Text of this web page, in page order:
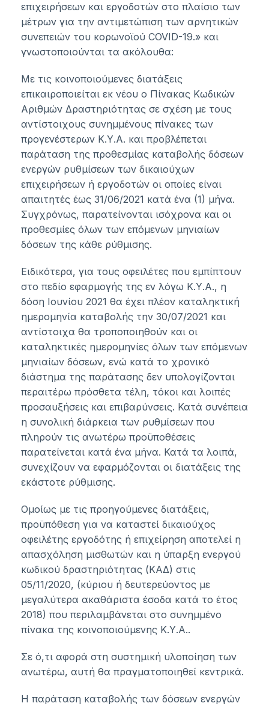
επιχειρήσεων και εργοδοτών στο πλαίσιο των
μέτρων για την αντιμετώπιση των αρνητικών
συνεπειών του κορωνοϊού COVID-19.» και
γνωστοποιούνται τα ακόλουθα:
Με τις κοινοποιούμενες διατάξεις
επικαιροποιείται εκ νέου ο Πίνακας Κωδικών
Αριθμών Δραστηριότητας σε σχέση με τους
αντίστοιχους συνημμένους πίνακες των
προγενέστερων Κ.Υ.Α. και προβλέπεται
παράταση της προθεσμίας καταβολής δόσεων
ενεργών ρυθμίσεων των δικαιούχων
επιχειρήσεων ή εργοδοτών οι οποίες είναι
απαιτητές έως 31/06/2021 κατά ένα (1) μήνα.
Συγχρόνως, παρατείνονται ισόχρονα και οι
προθεσμίες όλων των επόμενων μηνιαίων
δόσεων της κάθε ρύθμισης.
Ειδικότερα, για τους οφειλέτες που εμπίπτουν
στο πεδίο εφαρμογής της εν λόγω Κ.Υ.Α., η
δόση Ιουνίου 2021 θα έχει πλέον καταληκτική
ημερομηνία καταβολής την 30/07/2021 και
αντίστοιχα θα τροποποιηθούν και οι
καταληκτικές ημερομηνίες όλων των επόμενων
μηνιαίων δόσεων, ενώ κατά το χρονικό
διάστημα της παράτασης δεν υπολογίζονται
περαιτέρω πρόσθετα τέλη, τόκοι και λοιπές
προσαυξήσεις και επιβαρύνσεις. Κατά συνέπεια
η συνολική διάρκεια των ρυθμίσεων που
πληρούν τις ανωτέρω προϋποθέσεις
παρατείνεται κατά ένα μήνα. Κατά τα λοιπά,
συνεχίζουν να εφαρμόζονται οι διατάξεις της
εκάστοτε ρύθμισης.
Ομοίως με τις προηγούμενες διατάξεις,
προϋπόθεση για να καταστεί δικαιούχος
οφειλέτης εργοδότης ή επιχείρηση αποτελεί η
απασχόληση μισθωτών και η ύπαρξη ενεργού
κωδικού δραστηριότητας (ΚΑΔ) στις
05/11/2020, (κύριου ή δευτερεύοντος με
μεγαλύτερα ακαθάριστα έσοδα κατά το έτος
2018) που περιλαμβάνεται στο συνημμένο
πίνακα της κοινοποιούμενης Κ.Υ.Α..
Σε ό,τι αφορά στη συστημική υλοποίηση των
ανωτέρω, αυτή θα πραγματοποιηθεί κεντρικά.
Η παράταση καταβολής των δόσεων ενεργών